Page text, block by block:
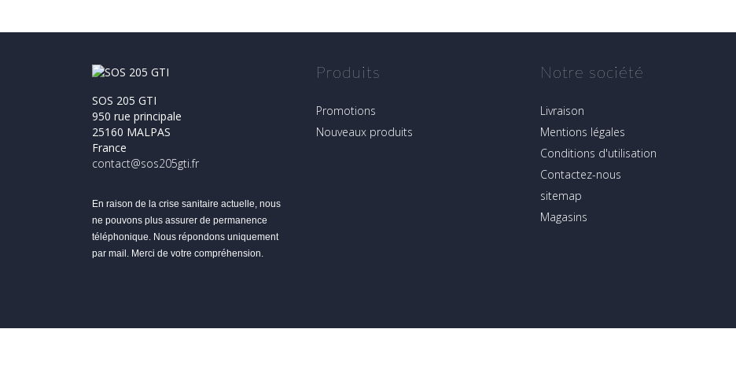
SOS 205 GTI
950 rue principale
25160 MALPAS
France
contact@sos205gti.fr
En raison de la crise sanitaire actuelle, nous
ne pouvons plus assurer de permanence
téléphonique. Nous répondons uniquement
par mail. Merci de votre compréhension.
Produits
Promotions
Nouveaux produits
Notre société
Livraison
Mentions légales
Conditions d'utilisation
Contactez-nous
sitemap
Magasins